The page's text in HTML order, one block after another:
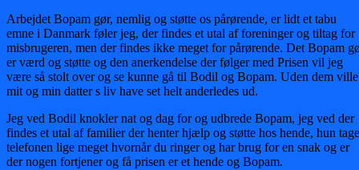
Arbejdet Bopam gør, nemlig og støtte os pårørende, er lidt et tabu
emne i Danmark føler jeg, der findes et utal af foreninger og tiltag for
misbrugeren, men der findes ikke meget for pårørende. Det Bopam
er værd og støtte og den anerkendelse der følger med Prisen vil jeg
være så stolt over og se kunne gå til Bodil og Bopam. Uden dem ville
mit og min datter s liv have set helt anderledes ud.
Jeg ved Bodil knokler nat og dag for og udbrede Bopam, jeg ved der
findes et utal af familier der henter hjælp og støtte hos hende, hun
telefonen lige meget hvornår du ringer og har brug for en snak og er
der nogen fortjener og få prisen er et hende og Bopam.